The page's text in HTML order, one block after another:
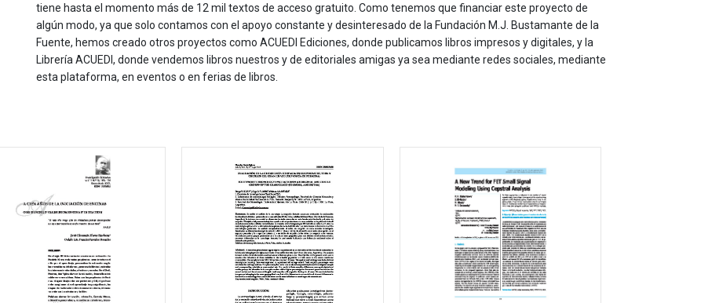
tiene hasta el momento más de 12 mil textos de acceso gratuito. Como tenemos que financiar este proyecto de
algún modo, ya que solo contamos con el apoyo constante y desinteresado de la Fundación M.J. Bustamante de la
Fuente, hemos creado otros proyectos como ACUEDI Ediciones, donde publicamos libros impresos y digitales, y la
Librería ACUEDI, donde vendemos libros nuestros y de editoriales amigas ya sea mediante redes sociales, mediante
esta plataforma, en eventos o en ferias de libros.